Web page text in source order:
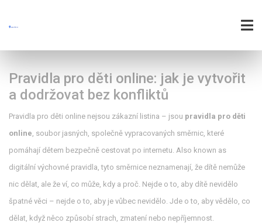
Pravidla pro děti online: jak je vytvořit
a dodržovat bez konfliktů
Pravidla pro děti online nejsou zákazní listina – jsou pravidla pro děti
online, soubor jasných, společně vypracovaných směrnic, které
pomáhají dětem bezpečně cestovat po internetu. Also known as
digitální výchovné pravidla, tyto směrnice neznamenají, že dítě nemůže
nic dělat, ale že ví, co může, kdy a proč. Nejde o to, aby dítě nevidělo
špatné věci – nejde o to, aby je vůbec nevidělo. Jde o to, aby vědělo, co
dělat, když něco způsobí strach, zmatení nebo nepříjemnost.